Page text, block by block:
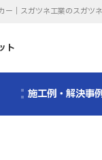
ー｜スガツネ工業のスガツ
ト
施工例・解決事